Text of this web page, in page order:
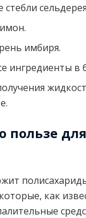
имбиря.
ингредиенты в
пользе
как